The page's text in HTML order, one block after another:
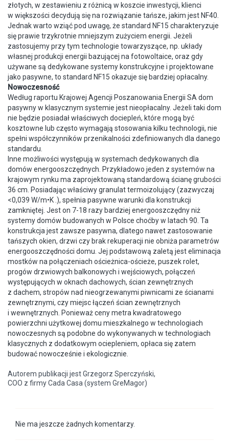
złotych, w zestawieniu z różnicą w koszcie inwestycji, klienci
w większości decydują się na rozwiązanie tańsze, jakim jest NF40.
Jednak warto wziąć pod uwagę, że standard NF15 charakteryzuje
się prawie trzykrotnie mniejszym zużyciem energii. Jeżeli
zastosujemy przy tym technologie towarzyszące, np. układy
własnej produkcji energii bazującej na fotowoltaice, oraz gdy
używane są dedykowane systemy konstrukcyjne i projektowane
jako pasywne, to standard NF15 okazuje się bardziej opłacalny.
Nowoczesność
Według raportu Krajowej Agencji Poszanowania Energii SA dom
pasywny w klasycznym systemie jest nieopłacalny. Jeżeli taki dom
nie będzie posiadał właściwych dociepleń, które mogą być
kosztowne lub często wymagają stosowania kilku technologii, nie
spełni współczynników przenikalności zdefiniowanych dla danego
standardu.
Inne możliwości występują w systemach dedykowanych dla
domów energooszczędnych. Przykładowo jeden z systemów na
krajowym rynku ma zaprojektowaną standardową ścianę grubości
36 cm. Posiadając właściwy granulat termoizolujący (zazwyczaj
<0,039 W/m•K .), spełnia pasywne warunki dla konstrukcji
zamkniętej. Jest on 7-18 razy bardziej energooszczędny niż
systemy domów budowanych w Polsce choćby w latach 90. Ta
konstrukcja jest zawsze pasywna, dlatego nawet zastosowanie
tańszych okien, drzwi czy brak rekuperacji nie obniża parametrów
energooszczędności domu. Jej podstawową zaletą jest eliminacja
mostków na połączeniach ościeżnica-ościeże, puszek rolet,
progów drzwiowych balkonowych i wejściowych, połączeń
występujących w oknach dachowych, ścian zewnętrznych
z dachem, stropów nad nieogrzewanymi piwnicami ze ścianami
zewnętrznymi, czy miejsc łączeń ścian zewnętrznych
i wewnętrznych. Ponieważ ceny metra kwadratowego
powierzchni użytkowej domu mieszkalnego w technologiach
nowoczesnych są podobne do wykonywanych w technologiach
klasycznych z dodatkowym ociepleniem, opłaca się zatem
budować nowocześnie i ekologicznie.
Autorem publikacji jest Grzegorz Sperczyński,
COO z firmy Cada Casa (system GreMagor)
Nie ma jeszcze żadnych komentarzy.